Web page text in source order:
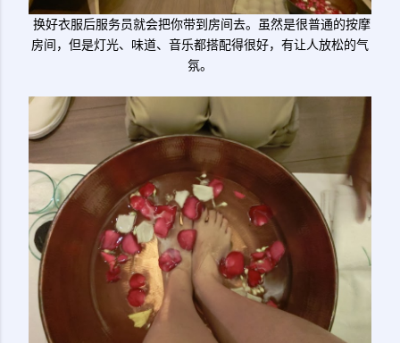
换好衣服后服务员就会把你带到房间去。虽然是很普通的按摩
房间，但是灯光、味道、音乐都搭配得很好，有让人放松的气
氛。